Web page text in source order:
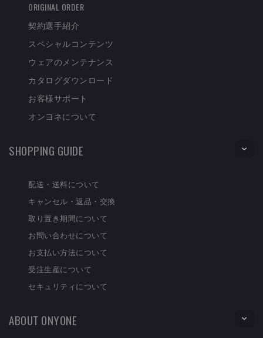
ORIGINAL ORDER
契約選手紹介
スペシャルコンテンツ
ウェアのメンテナンス
カタログダウンロード
お客様サポート
オンヨネについて
SHOPPING GUIDE
配送・送料について
キャンセル・返品・交換
取り置き期間について
お問い合わせについて
お支払い方法について
受注生産について
セキュリティについて
ABOUT ONYONE